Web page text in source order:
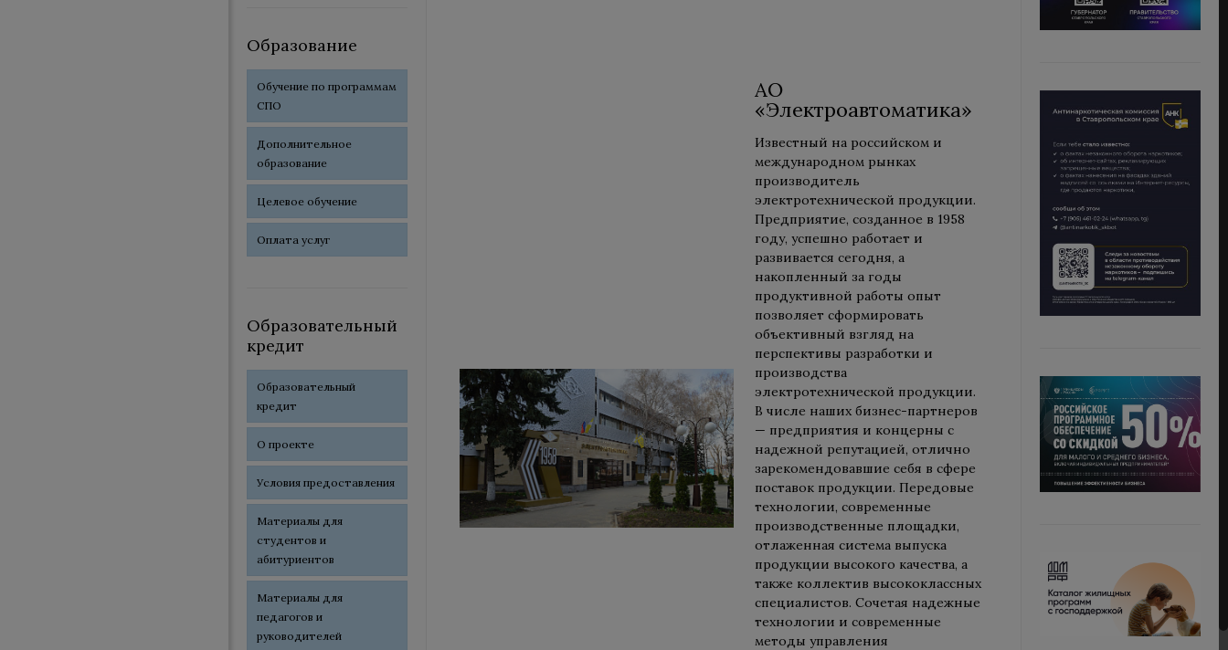
АО
«Электроавтоматика»
Известный на российском и
международном рынках
производитель
электротехнической продукции.
Предприятие, созданное в 1958
году, успешно работает и
развивается сегодня, а
накопленный за годы
продуктивной работы опыт
позволяет сформировать
объективный взгляд на
перспективы разработки и
производства
электротехнической продукции.
В числе наших бизнес-партнеров
— предприятия и концерны с
надежной репутацией, отлично
зарекомендовавшие себя в сфере
поставок продукции. Передовые
технологии, современные
производственные площадки,
отлаженная система выпуска
продукции высокого качества, а
также коллектив высококлассных
специалистов. Сочетая надежные
технологии и современные
методы управления
Образование
Обучение по программам
СПО
Дополнительное
образование
Целевое обучение
Оплата услуг
Образовательный
кредит
Образовательный
кредит
О проекте
Условия предоставления
Материалы для
студентов и
абитуриентов
Материалы для
педагогов и
руководителей